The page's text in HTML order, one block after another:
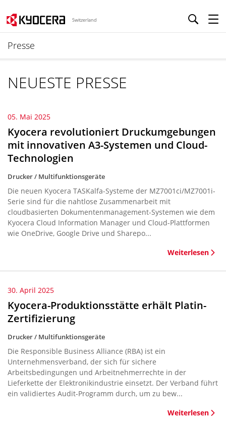
Switzerland
Presse
NEUESTE PRESSE
05. Mai 2025
Kyocera revolutioniert Druckumgebungen
mit innovativen A3-Systemen und Cloud-
Technologien
Drucker / Multifunktionsgeräte
Die neuen Kyocera TASKalfa-Systeme der MZ7001ci/MZ7001i-
Serie sind für die nahtlose Zusammenarbeit mit
cloudbasierten Dokumentenmanagement-Systemen wie dem
Kyocera Cloud Information Manager und Cloud-Plattformen
wie OneDrive, Google Drive und Sharepo...
Weiterlesen
30. April 2025
Kyocera-Produktionsstätte erhält Platin-
Zertifizierung
Drucker / Multifunktionsgeräte
Die Responsible Business Alliance (RBA) ist ein
Unternehmensverband, der sich für sichere
Arbeitsbedingungen und Arbeitnehmerrechte in der
Lieferkette der Elektronikindustrie einsetzt. Der Verband führt
ein validiertes Audit-Programm durch, um zu bew...
Weiterlesen